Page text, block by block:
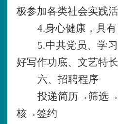
极参加各类社会实践活
4.身心健康，具有
5.中共党员、学
好写作功底、文艺特
六、招聘程序
投递简历→筛选→
核→签约